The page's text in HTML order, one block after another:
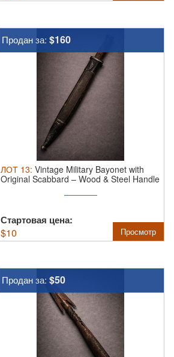
Продан за: $160
ЛОТ 13: Vintage Military Bayonet with
Original Scabbard – Wood & Steel Handle
Стартовая цена:
$10 Просмотр
Продан за: $50